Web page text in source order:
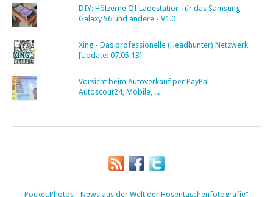
DIY: Hölzerne QI Ladestation für das Samsung
Galaxy S6 und andere - V1.0
Xing - Das professionelle (Headhunter) Netzwerk
[Update: 07.05.13]
Vorsicht beim Autoverkauf per PayPal -
Autoscout24, Mobile, ...
Pocket.Photos - News aus der Welt der Hosentaschenfotografie"